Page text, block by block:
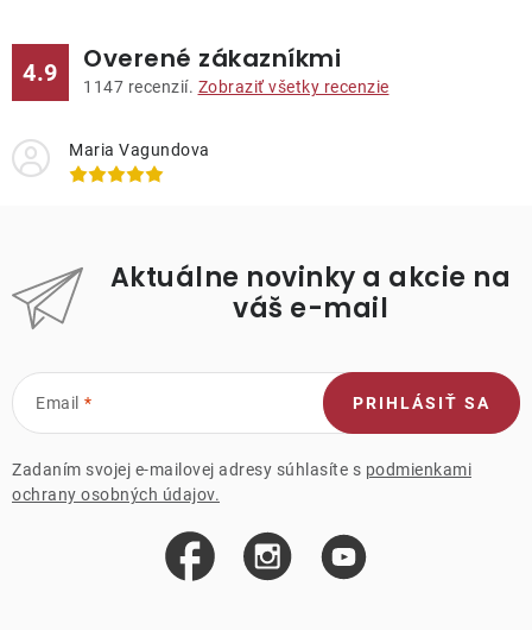
4.9 Overené zákazníkmi
1147 recenzií. Zobraziť všetky recenzie
Maria Vagundova
Aktuálne novinky a akcie na
váš e-mail
Email
Zadaním svojej e-mailovej adresy súhlasíte s podmienkami
ochrany osobných údajov.
PRIHLÁSIŤ SA